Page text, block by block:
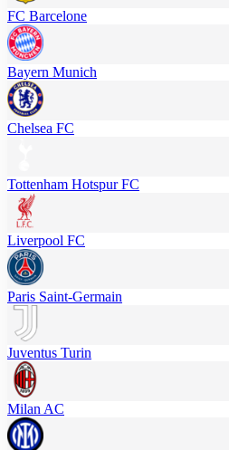
FC Barcelone
Bayern Munich
Chelsea FC
Tottenham Hotspur FC
Liverpool FC
Paris Saint-Germain
Juventus Turin
Milan AC